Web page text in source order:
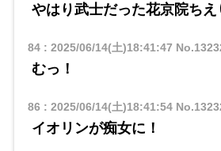
やはり武士だった花京院ちえ
84: 2025/06/14(土)18:41:47
むっ！
86 : 2025/06/14(土)18:41:54
イオリンが痴女に！